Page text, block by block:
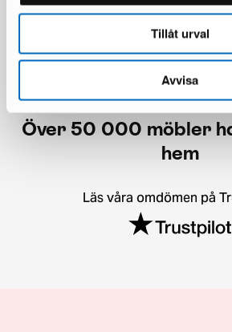
Tillåt urval
Avvisa
Över 50 000 möbler
hem
Läs våra omdömen på